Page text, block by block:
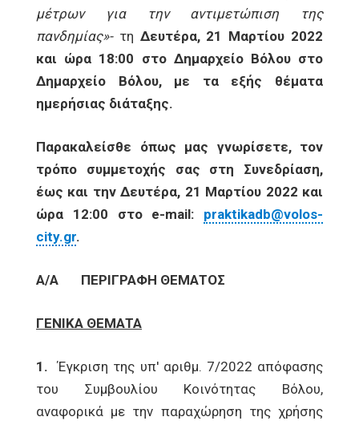
μέτρων για την αντιμετώπιση της
πανδημίας»- τη Δευτέρα, 21 Μαρτίου 2022
και ώρα 18:00 στο Δημαρχείο Βόλου στο
Δημαρχείο Βόλου, με τα εξής θέματα
ημερήσιας διάταξης.
Παρακαλείσθε όπως μας γνωρίσετε, τον
τρόπο συμμετοχής σας στη Συνεδρίαση,
έως και την Δευτέρα, 21 Μαρτίου 2022 και
ώρα 12:00 στο e-mail: praktikadb@volos-
city.gr.
Α/Α ΠΕΡΙΓΡΑΦΗ ΘΕΜΑΤΟΣ
ΓΕΝΙΚΑ ΘΕΜΑΤΑ
1.Έγκριση της υπ' αριθμ. 7/2022 απόφασης
του Συμβουλίου Κοινότητας Βόλου,
αναφορικά με την παραχώρηση της χρήσης